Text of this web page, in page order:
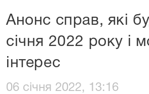
Анонс справ, які
січня 2022 року і
інтерес
06 січня 2022, 13:16